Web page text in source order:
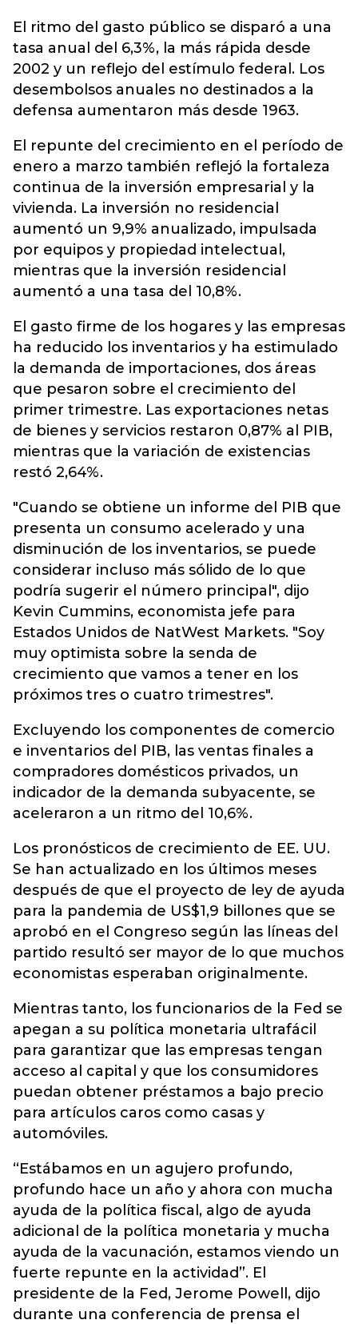
El ritmo del gasto público se disparó a una
tasa anual del 6,3%, la más rápida desde
2002 y un reflejo del estímulo federal. Los
desembolsos anuales no destinados a la
defensa aumentaron más desde 1963.
El repunte del crecimiento en el período de
enero a marzo también reflejó la fortaleza
continua de la inversión empresarial y la
vivienda. La inversión no residencial
aumentó un 9,9% anualizado, impulsada
por equipos y propiedad intelectual,
mientras que la inversión residencial
aumentó a una tasa del 10,8%.
El gasto firme de los hogares y las empresas
ha reducido los inventarios y ha estimulado
la demanda de importaciones, dos áreas
que pesaron sobre el crecimiento del
primer trimestre. Las exportaciones netas
de bienes y servicios restaron 0,87% al PIB,
mientras que la variación de existencias
restó 2,64%.
"Cuando se obtiene un informe del PIB que
presenta un consumo acelerado y una
disminución de los inventarios, se puede
considerar incluso más sólido de lo que
podría sugerir el número principal", dijo
Kevin Cummins, economista jefe para
Estados Unidos de NatWest Markets. "Soy
muy optimista sobre la senda de
crecimiento que vamos a tener en los
próximos tres o cuatro trimestres".
Excluyendo los componentes de comercio
e inventarios del PIB, las ventas finales a
compradores domésticos privados, un
indicador de la demanda subyacente, se
aceleraron a un ritmo del 10,6%.
Los pronósticos de crecimiento de EE. UU.
Se han actualizado en los últimos meses
después de que el proyecto de ley de ayuda
para la pandemia de US$1,9 billones que se
aprobó en el Congreso según las líneas del
partido resultó ser mayor de lo que muchos
economistas esperaban originalmente.
Mientras tanto, los funcionarios de la Fed se
apegan a su política monetaria ultrafácil
para garantizar que las empresas tengan
acceso al capital y que los consumidores
puedan obtener préstamos a bajo precio
para artículos caros como casas y
automóviles.
“Estábamos en un agujero profundo,
profundo hace un año y ahora con mucha
ayuda de la política fiscal, algo de ayuda
adicional de la política monetaria y mucha
ayuda de la vacunación, estamos viendo un
fuerte repunte en la actividad”. El
presidente de la Fed, Jerome Powell, dijo
durante una conferencia de prensa el